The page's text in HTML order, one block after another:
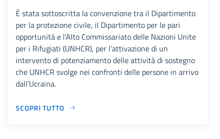
È stata sottoscritta la convenzione tra il Dipartimento
per la protezione civile, il Dipartimento per le pari
opportunità e l’Alto Commissariato delle Nazioni Unite
per i Rifugiati (UNHCR), per l’attivazione di un
intervento di potenziamento delle attività di sostegno
che UNHCR svolge nei confronti delle persone in arrivo
dall’Ucraina.
SCOPRI TUTTO